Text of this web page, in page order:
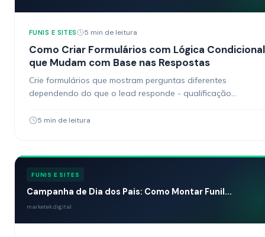
FUNIS E SITES 5 min de leitura
Como Criar Formulários com Lógica Condicional
que Mudam com Base nas Respostas
Crie formulários que mostram perguntas diferentes
dependendo do que o lead responde - qualificação
5 min de leitura
FUNIS E SITES
Campanha de Dia dos Pais: Como Montar Funil...
marketek.digital